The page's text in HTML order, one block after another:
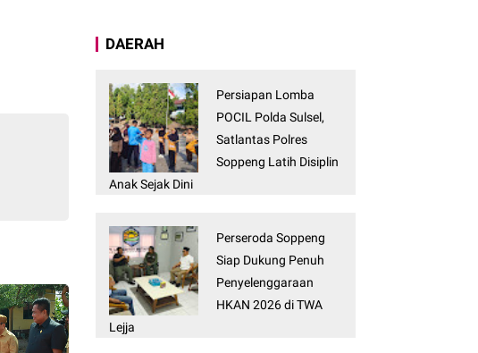
DAERAH
Persiapan Lomba
POCIL Polda Sulsel,
Satlantas Polres
Soppeng Latih Disiplin
Anak Sejak Dini
Perseroda Soppeng
Siap Dukung Penuh
Penyelenggaraan
HKAN 2026 di TWA
Lejja